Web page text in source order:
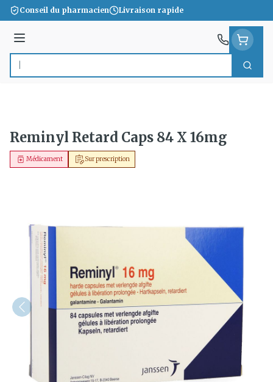
Aller au contenu
Conseil du pharmacien Livraison rapide
Menu
Rechercher
Reminyl Retard Caps 84 X 16mg
Sur prescription
Médicament